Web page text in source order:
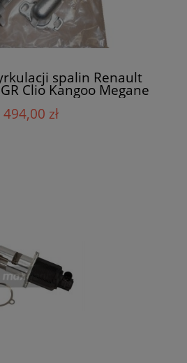
spalin Renault
Clio Kangoo Megane
494,00 zł